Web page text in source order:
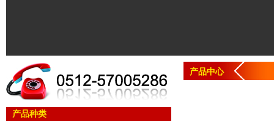
产品种类
产品中心